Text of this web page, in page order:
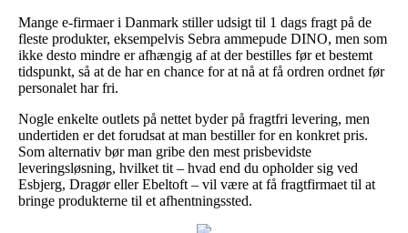
Mange e-firmaer i Danmark stiller udsigt til 1 dags fragt på de
fleste produkter, eksempelvis Sebra ammepude DINO, men som
ikke desto mindre er afhængig af at der bestilles før et bestemt
tidspunkt, så at de har en chance for at nå at få ordren ordnet før
personalet har fri.
Nogle enkelte outlets på nettet byder på fragtfri levering, men
undertiden er det forudsat at man bestiller for en konkret pris.
Som alternativ bør man gribe den mest prisbevidste
leveringsløsning, hvilket tit – hvad end du opholder sig ved
Esbjerg, Dragør eller Ebeltoft – vil være at få fragtfirmaet til at
bringe produkterne til et afhentningssted.